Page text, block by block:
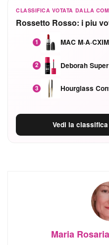
CLASSIFICA VOTATA DALLA
Rossetto Rosso: i piu
1
2 Deborah
3
Vedi la
Maria